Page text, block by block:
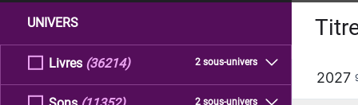
UNIVERS
Livres 2 sous-univers
(36214)
2 sous-univers
2027